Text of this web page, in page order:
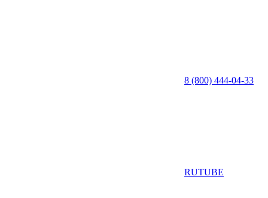
8 (800) 444-04-33
RUTUBE